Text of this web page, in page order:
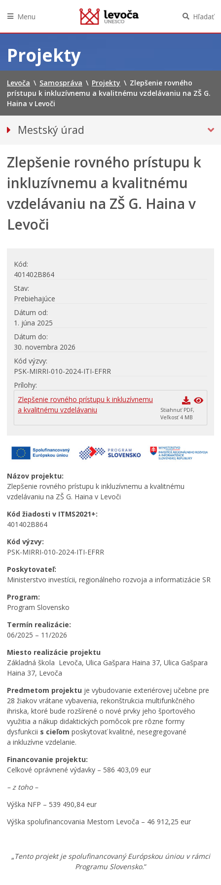
obsah
Menu Hľadať
Projekty
Levoča \ Samospráva \ Projekty \ Zlepšenie rovného
prístupu k inkluzívnemu a kvalitnému vzdelávaniu na ZŠ G.
Haina v Levoči
Mestský úrad
Prednosta mestského úradu
Oddelenia
Klientske centrum
PROJEKTY
PRIPRAVOVANÉ PROJEKTY NA VEREJNÉ
PRIPOMIENKOVANIE
Zmluvy, faktúry a objednávky
Oznamy
Výberové konania
Voľba hlavného kontrolóra mesta Levoča
Ochrana osobných údajov
Úradné hodiny pre styk s verejnosťou
Zlepšenie rovného prístupu k
inkluzívnemu a kvalitnému
vzdelávaniu na ZŠ G. Haina v
Levoči
Kód
401402B864
Stav
Prebiehajúce
Dátum od
1. júna 2025
Dátum do
30. novembra 2026
Kód výzvy
PSK-MIRRI-010-2024-ITI-EFRR
Prílohy
Zlepšenie rovného prístupu k inkluzívnemu
a kvalitnému vzdelávaniu
Stiahnuť PDF,
Veľkosť 4 MB
Názov projektu:
Zlepšenie rovného prístupu k inkluzívnemu a kvalitnému
vzdelávaniu na ZŠ G. Haina v Levoči
Kód žiadosti v ITMS2021+:
401402B864
Kód výzvy:
PSK-MIRRI-010-2024-ITI-EFRR
Poskytovateľ:
Ministerstvo investícii, regionálneho rozvoja a informatizácie SR
Program:
Program Slovensko
Termín realizácie:
06/2025 – 11/2026
Miesto realizácie projektu
Základná škola Levoča, Ulica Gašpara Haina 37, Ulica Gašpara
Haina 37, Levoča
Predmetom projektu je vybudovanie exteriérovej učebne pre
28 žiakov vrátane vybavenia, rekonštrukcia multifunkčného
ihriska, ktoré bude rozšírené o nové prvky jeho športového
využitia a nákup didaktických pomôcok pre rôzne formy
dysfunkcii s cieľom poskytovať kvalitné, nesegregované
a inkluzívne vzdelanie.
Financovanie projektu:
Celkové oprávnené výdavky – 586 403,09 eur
– z toho –
Výška NFP – 539 490,84 eur
Výška spolufinancovania Mestom Levoča – 46 912,25 eur
„Tento projekt je spolufinancovaný Európskou úniou v rámci
Programu Slovensko.“